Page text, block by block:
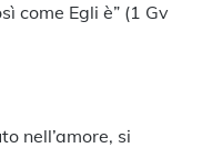
come Egli è” (1 Gv
nell’amore, si